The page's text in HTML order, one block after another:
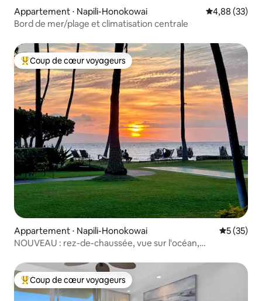
Appartement ⋅ Napili-Honokowai Évaluation
4,88 (33)
Bord de mer/plage et climatisation centrale
Coups de cœur voyageurs les plus appréciés
Coup de cœur voyageurs
Appartement ⋅ Napili-Honokowai
5 (35)
NOUVEAU : rez-de-chaussée, vue sur l'océan,
Coups de cœur voyageurs les plus appréciés
Coup de cœur voyageurs